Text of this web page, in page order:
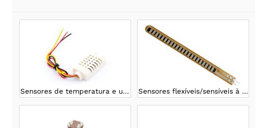
Sensores de temperatura e umidade Sensores flexíveis/sensíveis à pressão